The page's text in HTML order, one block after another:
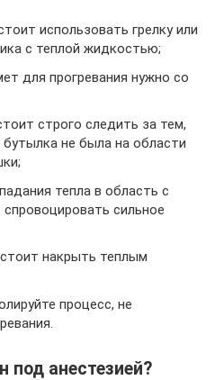
использовать грелку или
с теплой жидкостью;
для прогревания нужно со
строго следить за тем,
не была на области
тепла в область с
сильное
накрыть теплым
процесс, не
под анестезией?